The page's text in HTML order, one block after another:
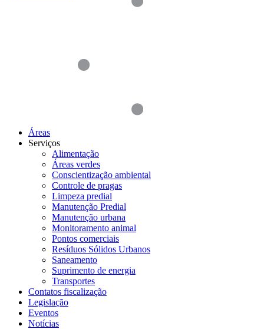
Áreas
Serviços
Alimentação
Áreas verdes
Conscientização ambiental
Controle de pragas
Limpeza predial
Manutenção Predial
Manutenção urbana
Monitoramento animal
Pontos comerciais
Resíduos Sólidos Urbanos
Saneamento
Suprimento de energia
Transportes
Contatos fiscalização
Legislação
Eventos
Notícias